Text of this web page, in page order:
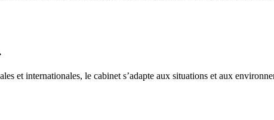
et internationales, le cabinet s’adapte aux situations et aux